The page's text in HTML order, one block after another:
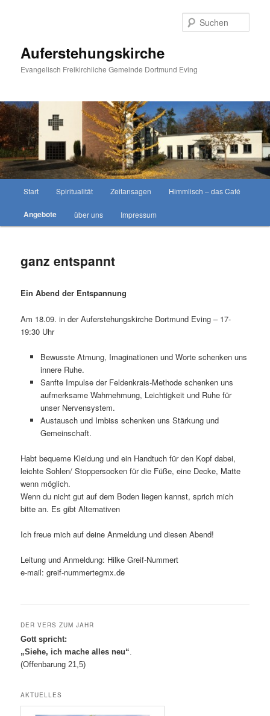
Auferstehungskirche
Evangelisch Freikirchliche Gemeinde Dortmund Eving
Start Spiritualität Zeitansagen Himmlisch – das Café
Angebote über uns Impressum
ganz entspannt
Ein Abend der Entspannung
Am 18.09. in der Auferstehungskirche Dortmund Eving – 17-
19:30 Uhr
Bewusste Atmung, Imaginationen und Worte schenken uns
innere Ruhe.
Sanfte Impulse der Feldenkrais-Methode schenken uns
aufmerksame Wahrnehmung, Leichtigkeit und Ruhe für
unser Nervensystem.
Austausch und Imbiss schenken uns Stärkung und
Gemeinschaft.
Habt bequeme Kleidung und ein Handtuch für den Kopf dabei,
leichte Sohlen/ Stoppersocken für die Füße, eine Decke, Matte
wenn möglich.
Wenn du nicht gut auf dem Boden liegen kannst, sprich mich
bitte an. Es gibt Alternativen
Ich freue mich auf deine Anmeldung und diesen Abend!
Leitung und Anmeldung: Hilke Greif-Nummert
e-mail: greif-nummertegmx.de
DER VERS ZUM JAHR
Gott spricht:
„Siehe, ich mache alles neu“.
(Offenbarung 21,5)
AKTUELLES